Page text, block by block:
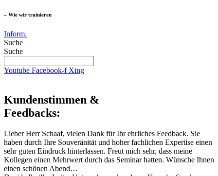
– Wie wir trainieren
Inform.
Suche
Suche
Youtube Facebook-f Xing
Kundenstimmen &
Feedbacks:
Lieber Herr Schaaf, vielen Dank für Ihr ehrliches Feedback. Sie
haben durch Ihre Souveränität und hoher fachlichen Expertise einen
sehr guten Eindruck hinterlassen. Freut mich sehr, dass meine
Kollegen einen Mehrwert durch das Seminar hatten. Wünsche Ihnen
einen schönen Abend…